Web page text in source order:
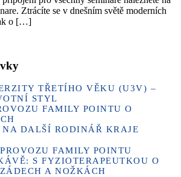
Ztrácíte se v dnešním světě moderních
o […]
TŘETÍHO VĚKU (U3V) –
STYL
FAMILY POINTU O
DALŠÍ RODINÁŘ KRAJE
FAMILY POINTU
S FYZIOTERAPEUTKOU O
A NOŽKÁCH